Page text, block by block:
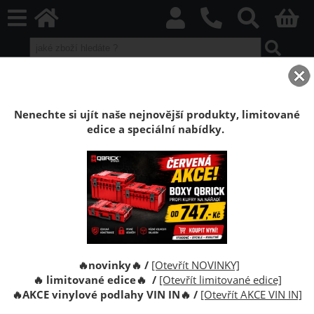
Vinylová plovoucí podlaha VIN IN Blues
PODLAHOVÉ PANELY PRO
NÁROČNÉ
Podlahy z kolekce BLUES jsou poklonou lidem, kteří chtějí,
aby jejich prostor odrážel krásu emocí. Dekory ve světlých
odstínech béžové jsou ideálním základem pro nejrůznější
aranžmá, i ty nejvýraznější. Jejich barevnost a velký formát
Nenechte si ujít naše nejnovější produkty, limitované
edice a speciální nabídky.
🔥novinky🔥 / [Otevřít NOVINKY]
🔥 limitované edice🔥 / [Otevřít limitované edice]
🔥AKCE vinylové podlahy VIN IN🔥 / [Otevřít AKCE VIN IN]